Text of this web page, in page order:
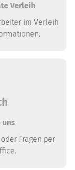
Verleih
im Verleih
uns
Fragen per